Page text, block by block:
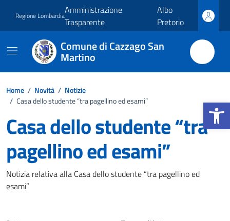
Apri la
Regione LombardiaAmministrazione
Trasparente
Albo
Pretorio
Comune di Cazzago San
Martino
Home / Novità / Notizie
/ Casa dello studente “tra pagellino ed esami”
Casa dello studente “tra
pagellino ed esami”
Dettagli della notizia
Notizia relativa alla Casa dello studente “tra pagellino ed
esami”